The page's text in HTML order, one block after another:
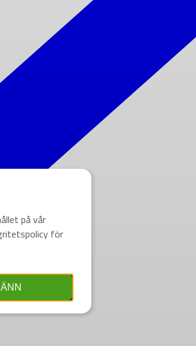
på vår
för